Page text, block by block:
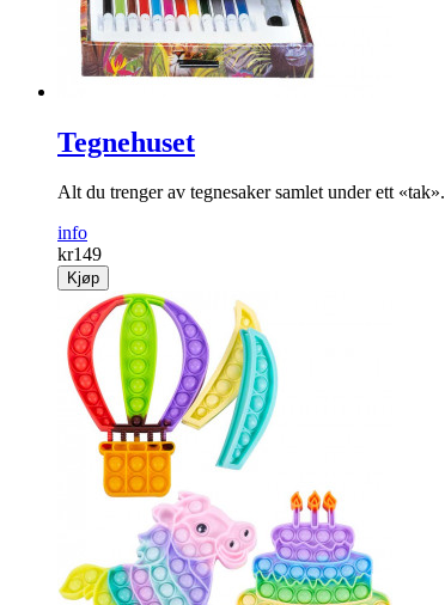
Tegnehuset
Alt du trenger av tegnesaker samlet under ett «tak».
info
kr149
Kjøp